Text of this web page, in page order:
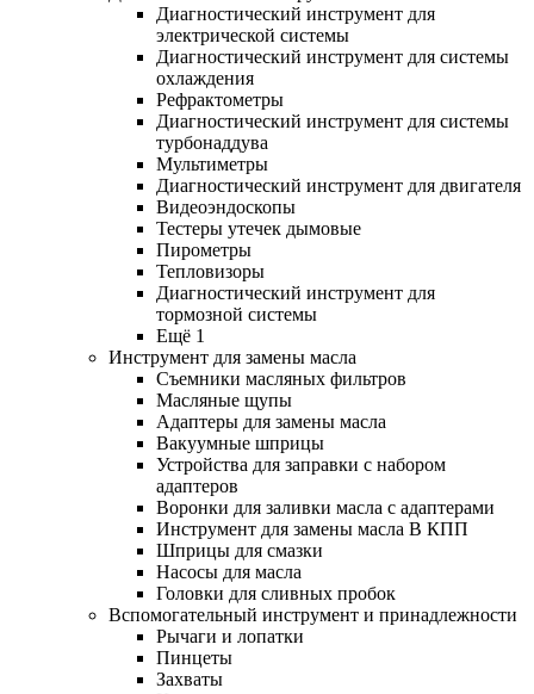
Диагностический инструмент для
электрической системы
Диагностический инструмент для системы
охлаждения
Рефрактометры
Диагностический инструмент для системы
турбонаддува
Мультиметры
Диагностический инструмент для двигателя
Видеоэндоскопы
Тестеры утечек дымовые
Пирометры
Тепловизоры
Диагностический инструмент для
тормозной системы
Ещё 1
Инструмент для замены масла
Съемники масляных фильтров
Масляные щупы
Адаптеры для замены масла
Вакуумные шприцы
Устройства для заправки с набором
адаптеров
Воронки для заливки масла с адаптерами
Инструмент для замены масла В КПП
Шприцы для смазки
Насосы для масла
Головки для сливных пробок
Вспомогательный инструмент и принадлежности
Рычаги и лопатки
Пинцеты
Захваты